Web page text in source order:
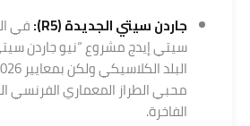
جاردن سيتي الجديدة (R5):
في
سيتي إيدج مشروع “نيو جاردن
محبي الطراز المعماري الفرنسي
الفاخرة.